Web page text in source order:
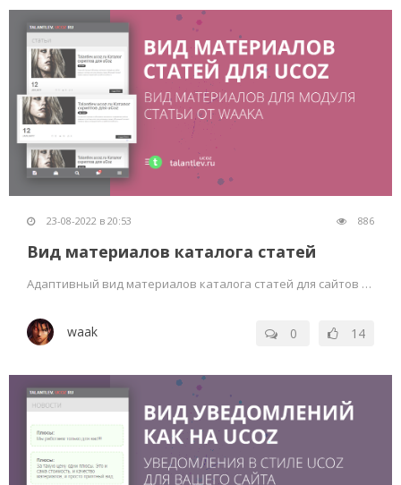
23-08-2022 в 20:53 886
Вид материалов каталога статей
Адаптивный вид материалов каталога статей для сайтов ucoz от waaka
waak 0 14